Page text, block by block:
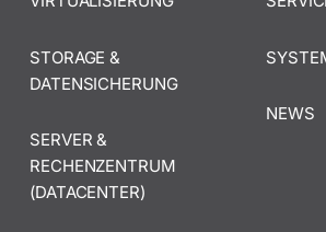
STORAGE &
DATENSICHERUNG
SERVER &
RECHENZENTRUM
(DATACENTER)
NEWS